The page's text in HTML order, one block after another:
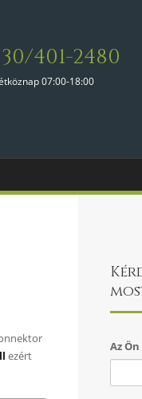
401-2480
07:00-18:00
ezért
Az